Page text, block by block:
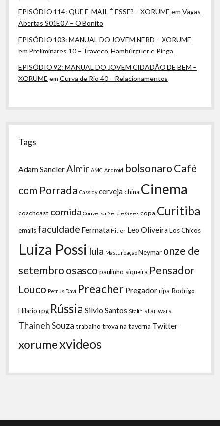
EPISÓDIO 114: QUE E-MAIL É ESSE? – XORUME emVagas
Abertas S01E07 – O Bonito
EPISÓDIO 103: MANUAL DO JOVEM NERD – XORUME
em Preliminares 10 – Traveco, Hambúrguer e Pinga
EPISÓDIO 92: MANUAL DO JOVEM CIDADÃO DE BEM –
XORUME emCurva de Rio 40 – Relacionamentos
Tags
Adam Sandler Almir AMC Android bolsonaroCafé
com Porrada Cassidy cervejachina Cinema
coachcast comida Conversa Nerd e Geek copa Curitiba
emails faculdade Fermata Hitler Leo OliveiraLos Chicos
Luiza Possi lula Masturbação Neymar onze de
setembroosasco paulinho siqueira Pensador
Louco Petrus Davi Preacher Pregadorripa Rodrigo
Hilario rpg Rússia Silvio Santos Stalin star wars
Thaineh Souza trabalho trova na taverna Twitter
xorumexvideos